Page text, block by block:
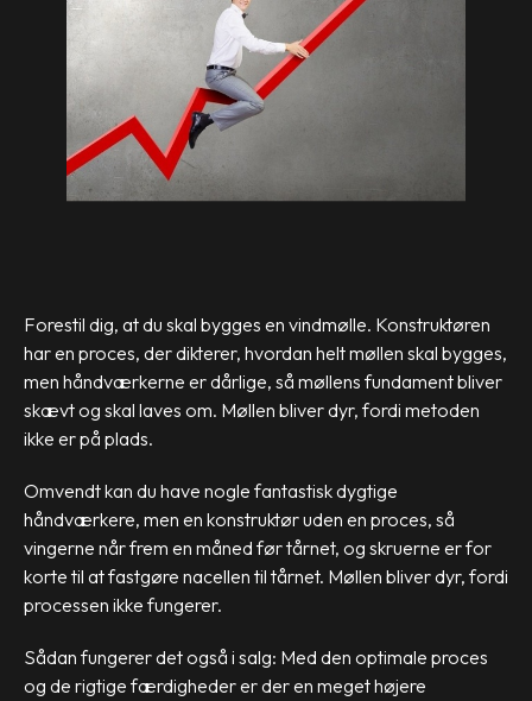
Forestil dig, at du skal bygges en vindmølle. Konstruktøren
har en proces, der dikterer, hvordan helt møllen skal bygges,
men håndværkerne er dårlige, så møllens fundament bliver
skævt og skal laves om. Møllen bliver dyr, fordi metoden
ikke er på plads.
Omvendt kan du have nogle fantastisk dygtige
håndværkere, men en konstruktør uden en proces, så
vingerne når frem en måned før tårnet, og skruerne er for
korte til at fastgøre nacellen til tårnet. Møllen bliver dyr, fordi
processen ikke fungerer.
Sådan fungerer det også i salg: Med den optimale proces
og de rigtige færdigheder er der en meget højere